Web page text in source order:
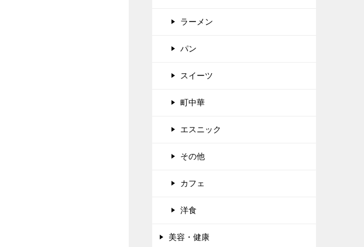
ラーメン
パン
スイーツ
町中華
エスニック
その他
カフェ
洋食
美容・健康